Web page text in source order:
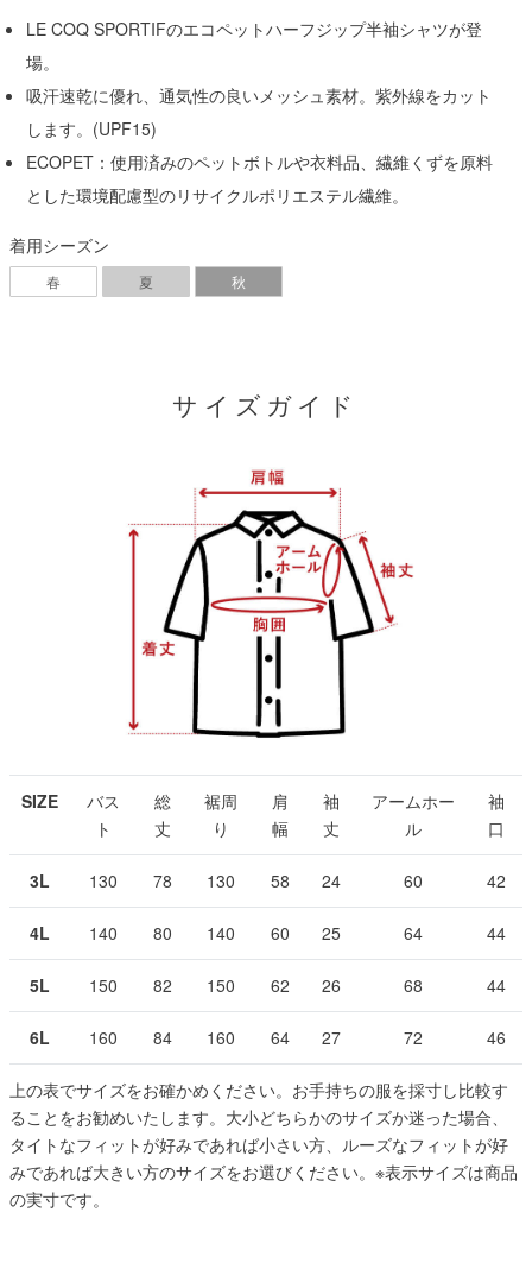
LE COQ SPORTIFのエコペットハーフジップ半袖シャツが登
場。
吸汗速乾に優れ、通気性の良いメッシュ素材。紫外線をカット
します。(UPF15)
ECOPET：使用済みのペットボトルや衣料品、繊維くずを原料
とした環境配慮型のリサイクルポリエステル繊維。
着用シーズン
春 夏 秋
サイズガイド
SIZE
バス
ト
総
丈
裾周
り
肩
幅
袖
丈
アームホー
ル
袖
口
3L 130 78 130 58 24 60 42
4L 140 80 140 60 25 64 44
5L 150 82 150 62 26 68 44
6L 160 84 160 64 27 72 46
上の表でサイズをお確かめください。お手持ちの服を採寸し比較す
ることをお勧めいたします。大小どちらかのサイズか迷った場合、
タイトなフィットが好みであれば小さい方、ルーズなフィットが好
みであれば大きい方のサイズをお選びください。 ※表示サイズは商品
の実寸です。